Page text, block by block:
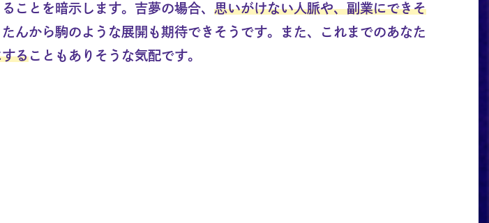
ことを暗示します。吉夢の場合、 思いがけない人脈や、副業にできそ
んから駒のような展開も期待できそうです。また、これまでのあなた
ることもありそうな気配です。